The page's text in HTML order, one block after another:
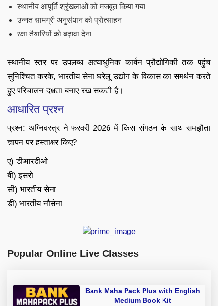
स्थानीय आपूर्ति श्रृंखलाओं को मजबूत किया गया
उन्नत सामग्री अनुसंधान को प्रोत्साहन
रक्षा तैयारियों को बढ़ावा देना
स्थानीय स्तर पर उपलब्ध अत्याधुनिक कार्बन प्रौद्योगिकी तक पहुंच
सुनिश्चित करके, भारतीय सेना घरेलू उद्योग के विकास का समर्थन करते
हुए परिचालन दक्षता बनाए रख सकती है।
आधारित प्रश्न
प्रश्न: अग्निवस्त्र ने फरवरी 2026 में किस संगठन के साथ समझौता
ज्ञापन पर हस्ताक्षर किए?
ए) डीआरडीओ
बी) इसरो
सी) भारतीय सेना
डी) भारतीय नौसेना
Popular Online Live Classes
Bank Maha Pack Plus with English
Medium Book Kit